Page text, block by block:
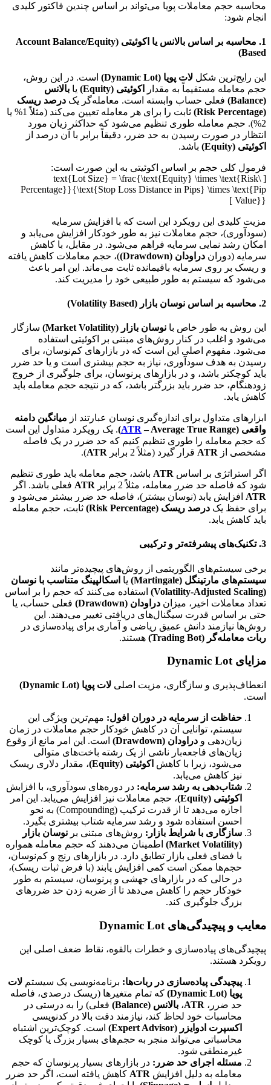
محاسبه حجم معاملات پویا می‌تواند بر اساس چندین فاکتور کلیدی
انجام شود:
1. محاسبه بر اساس بالانس یا اکوئیتی (Account Balance/Equity
Based)
این رایج‌ترین شکل لات پویا (Dynamic Lot)
است. در این روش،
حجم معامله مستقیماً به مقدار
اکوئیتی (Equity) یا بالانس
(Balance)
فعلی حساب وابسته است. معامله‌گر یک درصد ریسک
(Risk Percentage)
ثابت را برای هر معامله تعیین می‌کند (مثلاً 1% یا
2%). حجم معامله طوری تنظیم می‌شود که حداکثر زیان مورد
انتظار در صورت رسیدن به حد ضرر، دقیقاً برابر با آن درصد از
اکوئیتی (Equity)
باشد.
فرمول کلی حجم بر اساس اکوئیتی به این صورت است:
[ \text{Lot Size} = \frac{\text{Equity} \times \text{Risk
Percentage}}{\text{Stop Loss Distance in Pips} \times \text{Pip
Value}} ]
مزیت کلیدی این رویکرد این است که با افزایش سرمایه
(سودآوری)، حجم معاملات نیز به طور خودکار افزایش می‌یابد و
امکان رشد نمایی سرمایه فراهم می‌شود. در مقابل، با کاهش
سرمایه (دوران دراودان (Drawdown)
)، حجم معاملات کاهش یافته
و ریسک بر روی سرمایه باقیمانده ثابت می‌ماند. این امر باعث
می‌شود که سیستم به طور طبیعی خود را مدیریت کند.
2. محاسبه بر اساس نوسان بازار (Volatility Based)
این روش به طور خاص با نوسان بازار (Market Volatility)
سازگار
می‌شود و اغلب در کنار روش‌های مبتنی بر اکوئیتی استفاده
می‌شود. مفهوم اصلی این است که در بازارهای کم‌نوسان، برای
رسیدن به هدف سودآوری، نیاز به حجم بیشتری است و یا حد ضرر
باید کوچکتر باشد، و در بازارهای پرنوسان، برای جلوگیری از خروج
زودهنگام، حد ضرر باید بزرگتر باشد، که در نتیجه حجم معامله باید
کاهش یابد.
ابزارهای متداول برای اندازه‌گیری نوسان عبارتند از میانگین دامنه
واقعی (
ATR – Average True Range)
. یک رویکرد متداول این است
که حجم معامله را طوری تنظیم کنیم که حد ضرر در یک فاصله
مشخصی از ATR قرار گیرد (مثلاً 2 برابر ATR
).
اگر استراتژی بر اساس ATR باشد، حجم معامله باید طوری تنظیم
شود که فاصله حد ضرر معامله، مثلاً 2 برابر
ATR فعلی باشد. اگر
ATR افزایش یابد (نوسان بیشتر)، فاصله حد ضرر بیشتر می‌شود و
برای حفظ یک درصد ریسک (Risk Percentage)
ثابت، حجم معامله
باید کاهش یابد.
3. تکنیک‌های پیشرفته‌تر و ترکیبی
برخی سیستم‌های الگوریتمی از روش‌های پیچیده‌تر مانند
سیستم‌های مارتینگل (Martingale)
یا اسکالپینگ متناسب با نوسان
(Volatility-Adjusted Scaling)
استفاده می‌کنند که حجم را بر اساس
تعداد معاملات اخیر، میزان دراودان (Drawdown)
فعلی حساب، یا
حتی بر اساس قدرت سیگنال‌های دریافتی تغییر می‌دهند. این
روش‌ها نیازمند دانش عمیق ریاضی و آماری برای پیاده‌سازی در
ربات معامله‌گر (Trading Bot)
هستند.
مزایای Dynamic Lot
انعطاف‌پذیری و سازگاری، مزیت اصلی لات پویا (Dynamic Lot)
است.
حفاظت از سرمایه در دوران افول: مهم‌ترین ویژگی این
سیستم، توانایی آن در کاهش خودکار حجم معاملات در زمان
زیان‌دهی و دراودان (Drawdown)
است. این امر مانع از وقوع
زیان‌های فاجعه‌بار ناشی از یک رشته باخت‌های متوالی
می‌شود، زیرا با کاهش اکوئیتی (Equity)
، مقدار دلاری ریسک
نیز کاهش می‌یابد.
شتاب‌دهی به رشد سرمایه: در دوره‌های سودآوری، با افزایش
اکوئیتی (Equity)
، حجم معاملات نیز افزایش می‌یابد. این امر
اجازه می‌دهد تا از قدرت ترکیب (Compounding) به نحو
احسن استفاده شود و رشد سرمایه شتاب بیشتری بگیرد.
سازگاری با شرایط بازار: روش‌های مبتنی بر نوسان بازار
(Market Volatility)
اطمینان می‌دهند که حجم معامله همواره
با فضای فعلی بازار تطابق دارد. در بازارهای رنج و کم‌نوسان،
حجم‌ها ممکن است کمی افزایش یابند (با فرض ثبات ریسک)،
در حالی که در بازارهای جهشی و پرنوسان، سیستم به طور
خودکار حجم را کاهش می‌دهد تا از ضربه زدن حد ضررهای
بزرگ جلوگیری کند.
معایب و پیچیدگی‌های Dynamic Lot
پیچیدگی‌های پیاده‌سازی و خطرات بالقوه، نقاط ضعف اصلی این
رویکرد هستند.
پیچیدگی پیاده‌سازی در ربات‌ها: برنامه‌نویسی یک سیستم لات
پویا (Dynamic Lot)
که تمام متغیرها (ریسک درصدی، فاصله
حد ضرر، ATR، بالانس (Balance)
فعلی) را به درستی در
محاسبات خود لحاظ کند، نیازمند دقت بالا در کدنویسی
اکسپرت ادوایزر (Expert Advisor)
است. کوچک‌ترین اشتباه
محاسباتی می‌تواند منجر به حجم‌های بسیار بزرگ یا کوچک
غیرمنطقی شود.
مسئله اجرای حد ضرر: در بازارهای بسیار پرنوسان که حجم
معامله به دلیل افزایش ATR کاهش یافته است، اگر حد ضرر